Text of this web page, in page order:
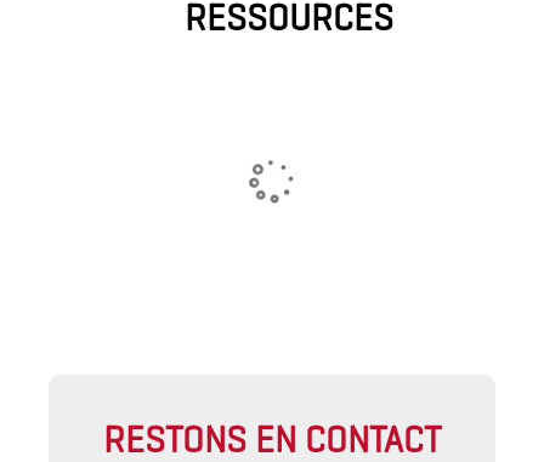
RESSOURCES
RESTONS EN CONTACT